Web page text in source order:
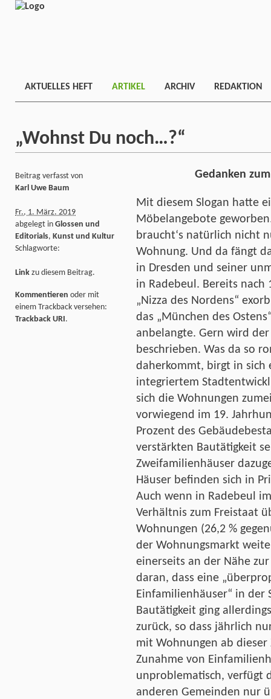
AKTUELLES HEFT ARTIKEL ARCHIV REDAKTION
„Wohnst Du noch…?“
Gedanken
Mit diesem Slogan hatte
Möbelangebote
braucht‘s natürlich nicht
Wohnung. Und da fängt
in Dresden und seiner
in Radebeul. Bereits
„Nizza des Nordens“
das „München des
anbelangte. Gern wird
beschrieben. Was da so
daherkommt, birgt in sich
integriertem
sich die Wohnungen
vorwiegend im 19.
Prozent des
verstärkten Bautätigkeit
Zweifamilienhäuser
Häuser befinden sich in
Auch wenn in Radebeul
Verhältnis zum Freistaat
Wohnungen (26,2 %
der Wohnungsmarkt
einerseits an der Nähe
daran, dass eine
Einfamilienhäuser“ in der
Bautätigkeit ging
zurück, so dass jährlich
mit Wohnungen ab
Zunahme von
unproblematisch, verfügt
anderen Gemeinden nur
Beitrag verfasst von
Karl Uwe Baum
Fr., 1. März. 2019
abgelegt in Glossen und
Editorials, Kunst und Kultur
Schlagworte:
Link zu diesem Beitrag.
Kommentieren oder mit
einem Trackback versehen:
Trackback URI.